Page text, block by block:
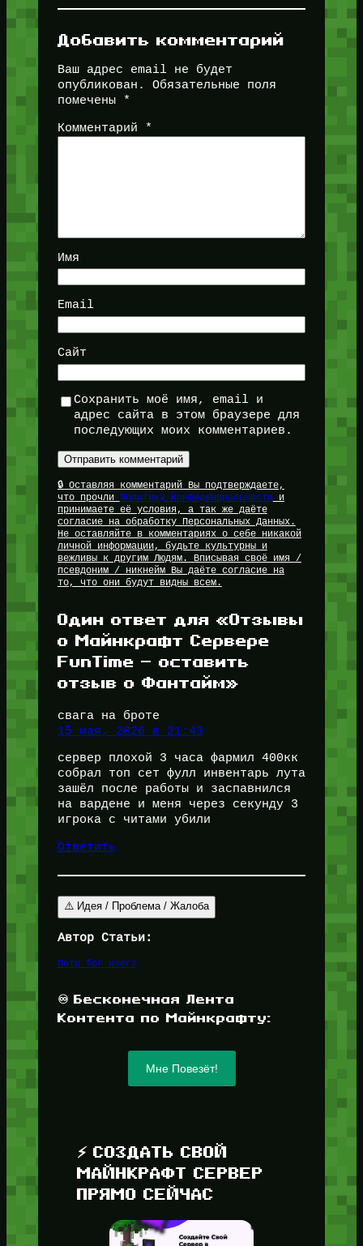
Добавить комментарий
Ваш адрес email не будет
опубликован.
Обязательные поля
помечены
*
Комментарий *
Имя
Email
Сайт
Сохранить моё имя, email и
адрес сайта в этом браузере для
последующих моих комментариев.
🔒 Оставляя комментарий Вы подтверждаете,
что прочли Политику Конфиденциальностии
принимаете её условия, а так же даёте
согласие на обработку Персональных Данных.
Не оставляйте в комментариях о себе никакой
личной информации, будьте культурны и
вежливы к другим Людям. Вписывая своё имя /
псевдоним / никнейм Вы даёте согласие на
то, что они будут видны всем.
Один ответ для «Отзывы
о Майнкрафт Сервере
FunTime — оставить
отзыв о Фантайм»
свага на броте
15 мая, 2026 в 21:43
сервер плохой 3 часа фармил 400кк
собрал топ сет фулл инвентарь лута
зашёл после работы и заспавнился
на вардене и меня через секунду 3
игрока с читами убили
Ответить
⚠️ Идея / Проблема / Жалоба
Автор Статьи:
Пётр for_users
♾️ Бесконечная Лента
Контента по Майнкрафту:
Мне Повезёт!
⚡ СОЗДАТЬ СВОЙ
МАЙНКРАФТ СЕРВЕР
ПРЯМО СЕЙЧАС